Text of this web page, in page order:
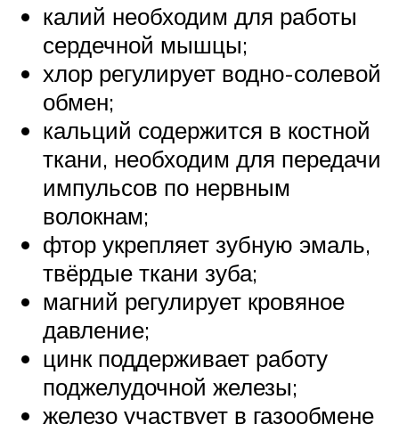
калий необходим для работы
сердечной мышцы;
хлор регулирует водно-солевой
обмен;
кальций содержится в костной
ткани, необходим для передачи
импульсов по нервным
волокнам;
фтор укрепляет зубную эмаль,
твёрдые ткани зуба;
магний регулирует кровяное
давление;
цинк поддерживает работу
поджелудочной железы;
железо участвует в газообмене